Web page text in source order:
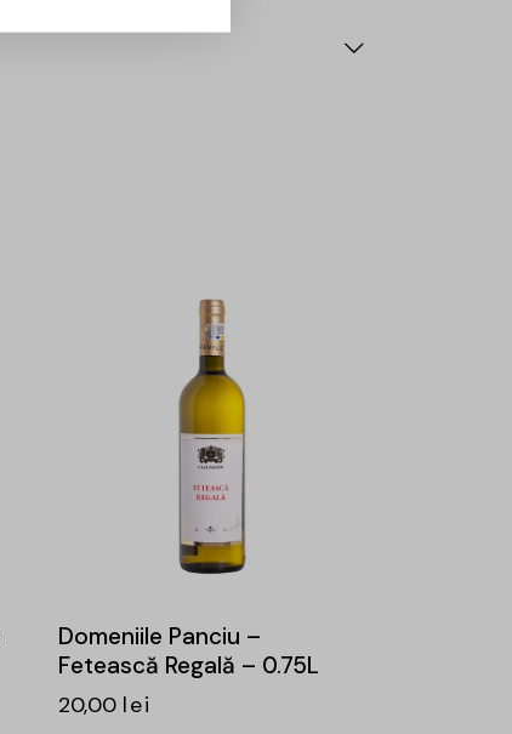
Domeniile Panciu –
Fetească Regală – 0.75L
20,00 lei